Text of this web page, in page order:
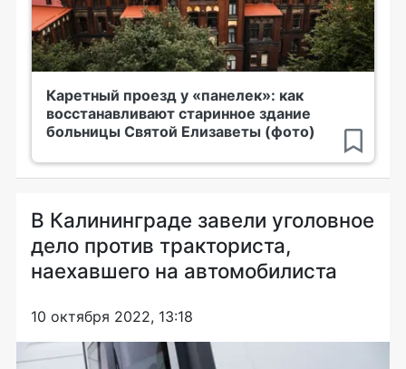
Каретный проезд у «панелек»: как
восстанавливают старинное здание
больницы Святой Елизаветы (фото)
В Калининграде завели уголовное
дело против тракториста,
наехавшего на автомобилиста
10 октября 2022, 13:18